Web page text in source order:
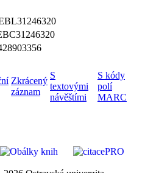
Zkrácený
záznam
S
textovými
návěštími
S kódy
polí
MARC